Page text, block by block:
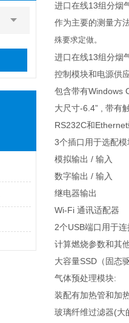
进口在线13组分烟
作为主要的测量方
殊要求定做。
进口在线13组分烟
控制模块和电源供
包含带有Windows
大尺寸-6.4” , 带有
RS232C和
3个插口用于选配
模拟输出 / 输入
数字输出 / 输入
继电器输出
Wi-Fi 通讯适配器
2个USB端口用于
计算燃烧参数和其
大容量SSD（固态
气体预处理模块:
装配有加热管和加
玻璃纤维过滤器(大